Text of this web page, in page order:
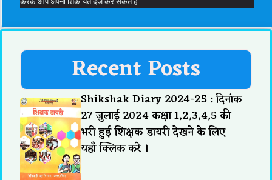
Recent Posts
Shikshak Diary 2024-25 : दिनांक
27 जुलाई 2024 कक्षा 1,2,3,4,5 की
भरी हुई शिक्षक डायरी देखने के लिए
यहाँ क्लिक करे ।